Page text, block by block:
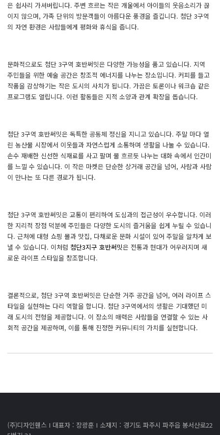
은 쉽사리 가셔버립니다. 주변 흐르는 작은 개울에서 아이들의 웃음소리가 끊
이지 않으며, 가족 단위의 방문객들이 아름다운 풍경을 즐깁니다. 첨단 3구역
의 자연 환경은 사람들에게 평화와 휴식을 줍니다.
문화적으로도 첨단 3구역 호반써밋은 다양한 가능성을 품고 있습니다. 지역
주민들을 위한 예술 공간은 창조적 에너지를 나누는 장소입니다. 커피를 들고
작품을 감상하기는 작은 도시의 사치가 됩니다. 가끔은 토론이나 워크숍 같은
프로그램도 열립니다. 이런 활동들은 지적 소양과 관계 확장을 돕습니다.
첨단 3구역 호반써밋은 독특한 공동체 정신을 지니고 있습니다. 주말 마다 열
린 농산물 시장에서 이웃들과 자연스럽게 소통하며 생활을 나눌 수 있습니다.
손수 재배한 신선한 식재료를 사고 팔며 물 흐르듯 나누는 대화 속에서 인간미
를 느낄 수 있습니다. 이 작은 마켓은 단순한 상거래 공간을 넘어, 사람과 사람
이 만나는 또 다른 경로가 됩니다.
첨단 3구역 호반써밋은 교통이 편리하여 도심과의 접근성이 우수합니다. 이러
한 지리적 장점 덕분에 주민들은 다양한 도시의 즐거움을 쉽게 누릴 수 있습니
다. 근처에 대형 쇼핑 몰과 맛집, 다채로운 문화 시설이 있어 주말을 알차게 보
낼 수 있습니다. 이처럼 첨단3지구 호반써밋은 전통과 현대가 어우러지며 새
로운 라이프 스타일을 창조합니다.
결론적으로, 첨단 3구역 호반써밋은 단순한 거주 공간을 넘어, 여러 라이프 스
타일을 실현하는 다리 역할을 합니다. 첨단 3구역에서의 생활은 기대했던 미
래 도시의 전형을 제공합니다. 이 장소의 매력은 사람들을 연결할 수 있는 사
회적 공간을 제공하며, 이를 통해 진정한 커뮤니티의 가치를 실현합니다.
(주)디자인휀스 I 대표자 : 장광훈 I 소재지 : 경기도 파주시 파주읍 봉서산로22